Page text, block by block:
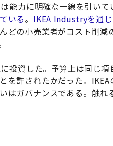
能力に明確な一線を引いて
いる。 IKEA Industryを通
どの小売業者がコスト削
投資した。予算上は同じ
を許されたかだった。
はガバナンスである。触